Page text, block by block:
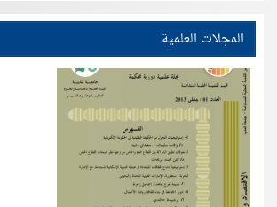
المجلات العلمية